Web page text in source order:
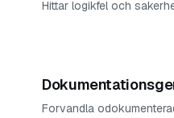
Hittar logikfel och
Forvandla